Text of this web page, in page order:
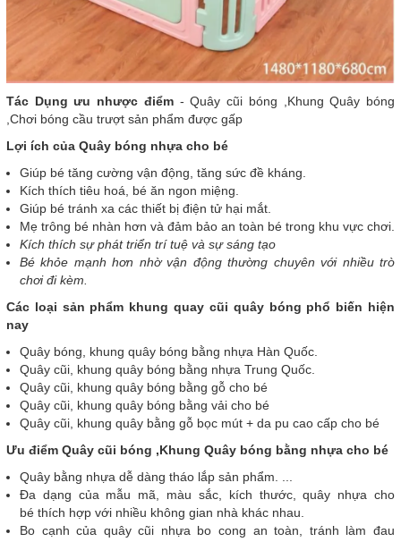
Tác Dụng ưu nhược điểm- Quây cũi bóng ,Khung Quây bóng
,Chơi bóng cầu trượt sản phẩm được gấp
Lợi ích của Quây bóng nhựa cho bé
Giúp bé tăng cường vận động, tăng sức đề kháng.
Kích thích tiêu hoá, bé ăn ngon miệng.
Giúp bé tránh xa các thiết bị điện tử hại mắt.
Mẹ trông bé nhàn hơn và đảm bảo an toàn bé trong khu vực chơi.
Kích thích sự phát triển trí tuệ và sự sáng tạo
Bé khỏe mạnh hơn nhờ vận động thường chuyên với nhiều trò
chơi đi kèm.
Các loại sản phẩm khung quay cũi quây bóng phổ biến hiện
nay
Quây bóng, khung quây bóng bằng nhựa Hàn Quốc.
Quây cũi, khung quây bóng bằng nhựa Trung Quốc.
Quây cũi, khung quây bóng bằng gỗ cho bé
Quây cũi, khung quây bóng bằng vải cho bé
Quây cũi, khung quây bằng gỗ bọc mút + da pu cao cấp cho bé
Ưu điểm Quây cũi bóng ,Khung Quây bóng bằng nhựa cho bé
Quây bằng nhựa dễ dàng tháo lắp sản phẩm. ...
Đa dạng của mẫu mã, màu sắc, kích thước, quây nhựa cho
bé thích hợp với nhiều không gian nhà khác nhau.
Bo cạnh của quây cũi nhựa bo cong an toàn, tránh làm đau